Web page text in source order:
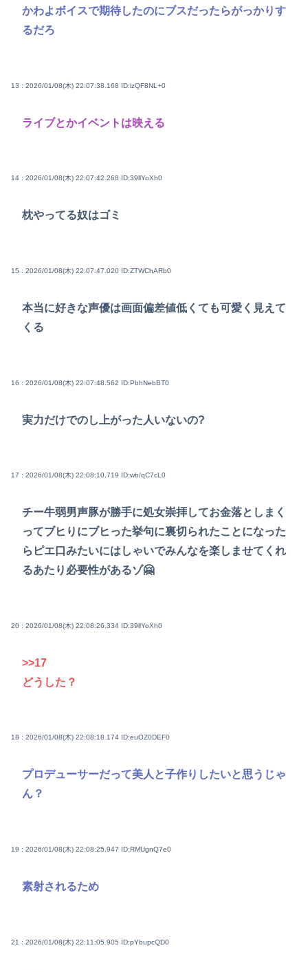
かわよボイスで期待したのにブスだったらがっかりす
るだろ
13 : 2026/01/08(木) 22:07:38.168 ID:lzQF8NL+0
ライブとかイベントは映える
14 : 2026/01/08(木) 22:07:42.268 ID:39llYoXh0
枕やってる奴はゴミ
15 : 2026/01/08(木) 22:07:47.020 ID:ZTWChARb0
本当に好きな声優は画面偏差値低くても可愛く見えて
くる
16 : 2026/01/08(木) 22:07:48.562 ID:PbhNebBT0
実力だけでのし上がった人いないの?
17 : 2026/01/08(木) 22:08:10.719 ID:wb/qC7cL0
チー牛弱男声豚が勝手に処女崇拝してお金落としまく
ってブヒりにブヒった挙句に裏切られたことになった
らピエ口みたいにはしゃいでみんなを楽しませてくれ
るあたり必要性があるゾ🤗
20 : 2026/01/08(木) 22:08:26.334 ID:39llYoXh0
>>17
どうした？
18 : 2026/01/08(木) 22:08:18.174 ID:euOZ0DEF0
プロデューサーだって美人と子作りしたいと思うじゃ
ん？
19 : 2026/01/08(木) 22:08:25.947 ID:RMUgnQ7e0
素射されるため
21 : 2026/01/08(木) 22:11:05.905 ID:pYbupcQD0